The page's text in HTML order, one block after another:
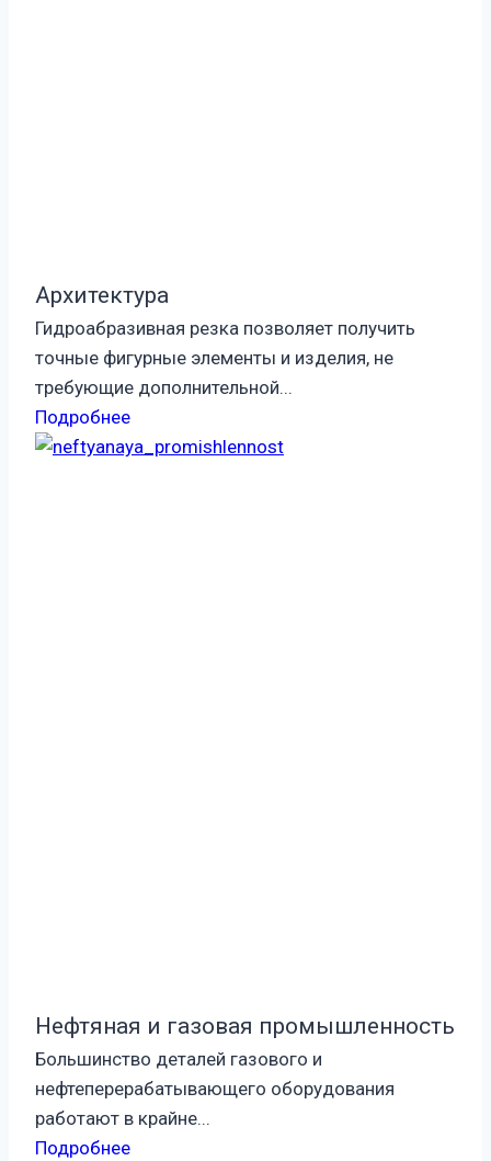
Архитектура
Гидроабразивная резка позволяет получить
точные фигурные элементы и изделия, не
требующие дополнительной...
Подробнее
Нефтяная и газовая промышленность
Большинство деталей газового и
нефтеперерабатывающего оборудования
работают в крайне...
Подробнее